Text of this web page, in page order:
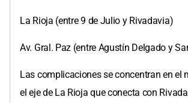
La Rioja (entre 9 de Julio y Rivadavia)
Av. Gral. Paz (entre Agustín Delgado y
Las complicaciones se concentran en el
el eje de La Rioja que conecta con